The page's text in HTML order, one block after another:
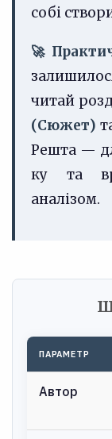
собі
🚀
читай
(Сюжет)
Решта —
ку та
аналізом.
ПАРАМЕТР
Автор